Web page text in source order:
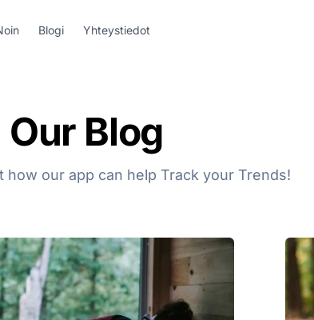
Blogi Yhteystiedot
Our Blog
how our app can help Track your Trends!